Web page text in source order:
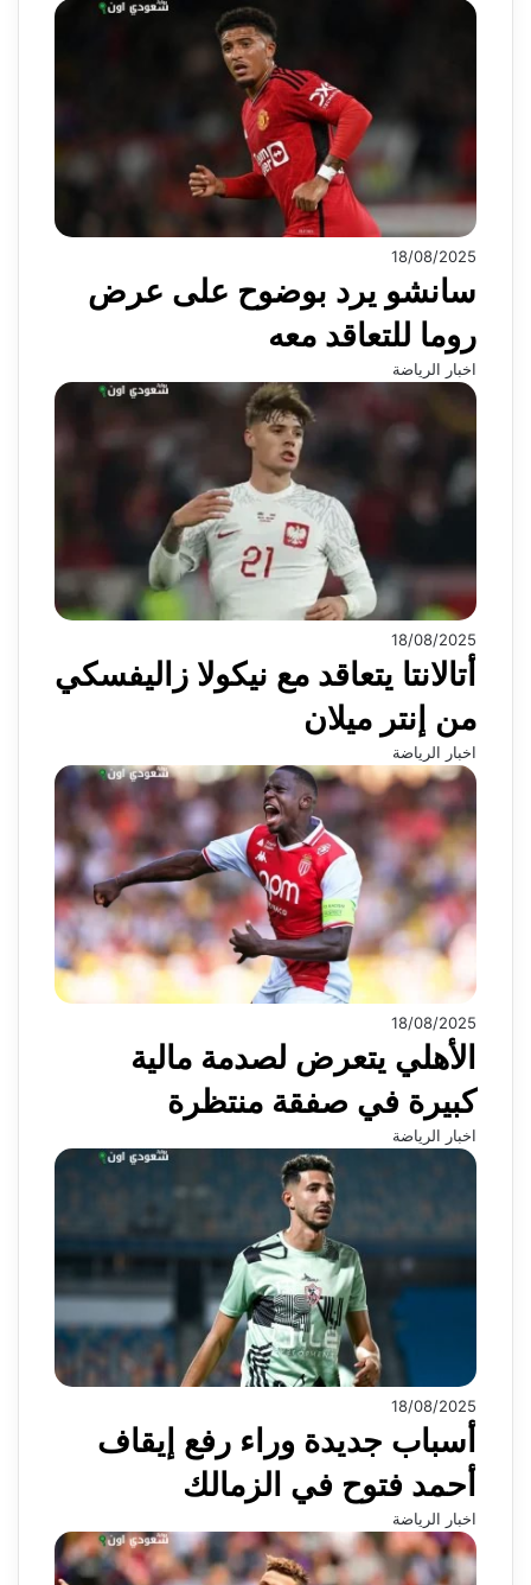
18/08/2025
سانشو يرد بوضوح على عرض
روما للتعاقد معه
اخبار الرياضة
18/08/2025
أتالانتا يتعاقد مع نيكولا زاليفسكي
من إنتر ميلان
اخبار الرياضة
18/08/2025
الأهلي يتعرض لصدمة مالية
كبيرة في صفقة منتظرة
اخبار الرياضة
18/08/2025
أسباب جديدة وراء رفع إيقاف
أحمد فتوح في الزمالك
اخبار الرياضة